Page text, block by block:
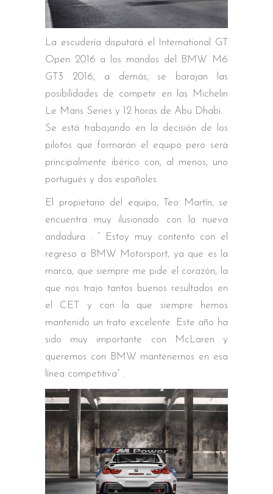
La escudería disputará el International GT
Open 2016 a los mandos del BMW M6
GT3 2016, a demás, se barajan las
posibilidades de competir en las Michelin
Le Mans Series y 12 horas de Abu Dhabi.
Se está trabajando en la decisión de los
pilotos que formarán el equipo pero será
principalmente ibérico con, al menos, uno
portugués y dos españoles.
El propietario del equipo, Teo Martín, se
encuentra muy ilusionado con la nueva
andadura : “ Estoy muy contento con el
regreso a BMW Motorsport, ya que es la
marca, que siempre me pide el corazón, la
que nos trajo tantos buenos resultados en
el CET y con la que siempre hemos
mantenido un trato excelente. Este año ha
sido muy importante con McLaren y
queremos con BMW mantenernos en esa
línea competitiva” .